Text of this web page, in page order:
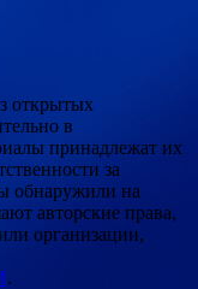
открытых
в
принадлежат их
за
обнаружили на
авторские права,
организации,
.